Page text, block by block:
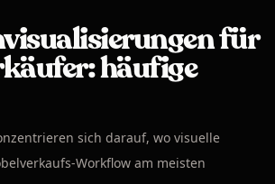
für
häufige
sich darauf, wo visuelle
Workflow am meisten